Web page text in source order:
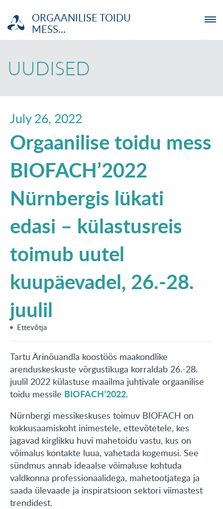
ORGAANILISE TOIDU
MESS...
MTÜ
INVESTOR
TUTVUSTUS
UUDISED
English
UUDISED
July 26, 2022
Orgaanilise toidu mess
BIOFACH’2022
Nürnbergis lükati
edasi – külastusreis
toimub uutel
kuupäevadel, 26.-28.
juulil
Ettevõtja
Tartu Ärinõuandla koostöös maakondlike
arenduskeskuste võrgustikuga korraldab 26.-28.
juulil 2022 külastuse maailma juhtivale orgaanilise
toidu messile BIOFACH’2022.
Nürnbergi messikeskuses toimuv BIOFACH on
kokkusaamiskoht inimestele, ettevõtetele, kes
jagavad kirglikku huvi mahetoidu vastu, kus on
võimalus kontakte luua, vahetada kogemusi. See
sündmus annab ideaalse võimaluse kohtuda
valdkonna professionaalidega, mahetootjatega ja
saada ülevaade ja inspiratsioon sektori viimastest
trendidest.